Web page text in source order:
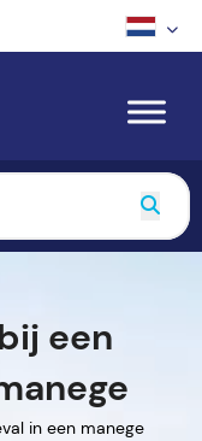
een
in een manege